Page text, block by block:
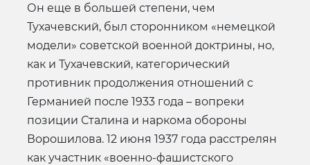
Он еще в большей степени, чем
Тухачевский, был сторонником «немецкой
модели» советской военной доктрины, но,
как и Тухачевский, категорический
противник продолжения отношений с
Германией после 1933 года – вопреки
позиции Сталина и наркома обороны
Ворошилова. 12 июня 1937 года расстрелян
как участник «военно-фашистского